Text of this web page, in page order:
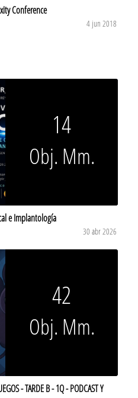
Conference
4 jun 2018
14
Obj. Mm.
e Implantología
30 abr 2026
42
Obj. Mm.
- TARDE B - 1Q - PODCAST Y